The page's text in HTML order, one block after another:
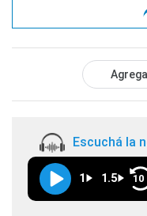
Escuchá la
1 1.5 10